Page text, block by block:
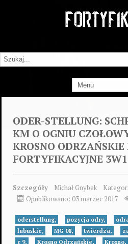
ODER-STELLUNG:
KM O OGNIU
KROSNO ODRZAŃSKIE
FORTYFIKACYJNE
Szczegóły Michał Gnybek
Opublikowano: 03 marzec 2017
oderstellung, pozycja odry,
lubuskie,
MG 08, twierdza,
c 9,
Krosno Odrzańskie, Krosno,